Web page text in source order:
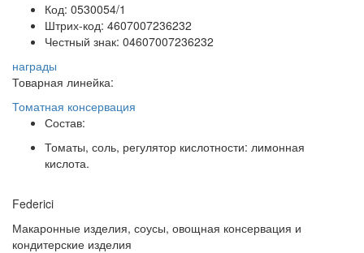
Код: 0530054/1
Штрих-код: 4607007236232
Честный знак: 04607007236232
награды
Товарная линейка:
Томатная консервация
Состав:
Томаты, соль, регулятор кислотности: лимонная
кислота.
Federici
Макаронные изделия, соусы, овощная консервация и
кондитерские изделия